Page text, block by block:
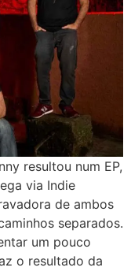
resultou num EP,
via Indie
de ambos
separados.
um pouco
o resultado da